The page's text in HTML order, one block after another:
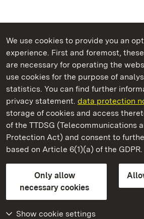
We use cookies to provide you an
experience. First and foremost,
are necessary for operating the
use cookies for the purpose of
statistics. You can find further
privacy statement. data protection
storage of cookies and access
of the TTDSG (Telecommunications
Protection Act) and consent to
based on Article 6(1)(a) of the GDPR.
Only allow
necessary cookies
Show cookie settings
State Palaces and Gardens of
Ludwigsburg Residential Palace
State Palaces and Gardens of
Contact usFAQMasthead
Declaration on barrier-free access
BITV-konform (geprüfte Seiten)